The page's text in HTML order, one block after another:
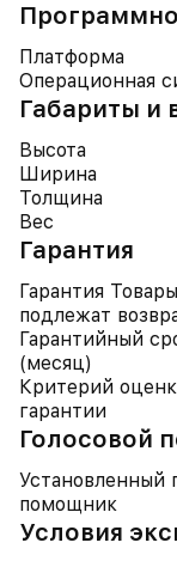
Платформа
Операционная
Габариты и
Высота
Ширина
Толщина
Вес
Гарантия
Гарантия Товары
подлежат
Гарантийный
(месяц)
Критерий
гарантии
Голосовой
Установленный
помощник
Условия